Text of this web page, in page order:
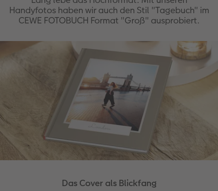
Motiv für Tierfreunde.
Foto-Tipp
Wie immer gilt: Früh aufstehen lohnt sich. Denn
Fotospots kaum besucht – und das Licht
besonders stimmungsvoll.
Handyfotos haben wir auch den Stil "Tagebuch" im
CEWE FOTOBUCH Format "Groß" ausprobiert.
Das Cover als Blickfang